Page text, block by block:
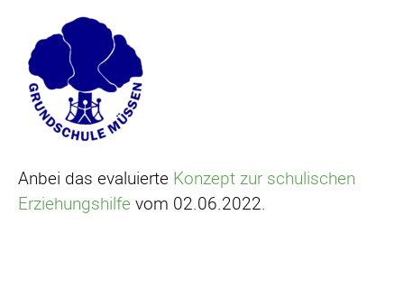
Anbei das evaluierte Konzept zur schulischen
Erziehungshilfe vom 02.06.2022.